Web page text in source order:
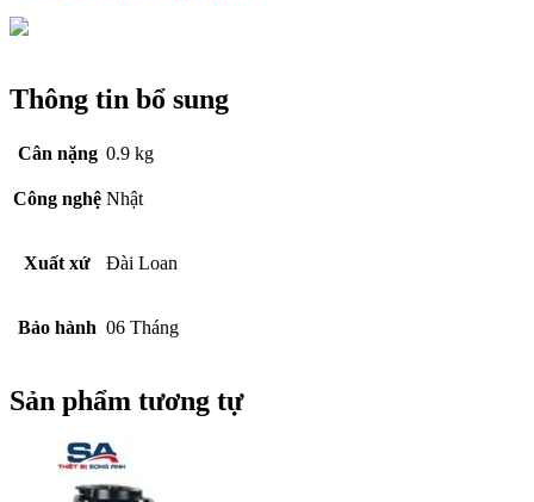
Thông tin bổ sung
Cân nặng 0.9 kg
Công nghệ Nhật
Xuất xứ Đài Loan
Bảo hành 06 Tháng
Sản phẩm tương tự